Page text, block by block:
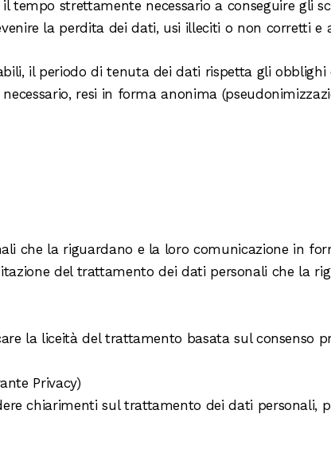
strettamente necessario a conseguire gli
la perdita dei dati, usi illeciti o non corretti e
il periodo di tenuta dei dati rispetta gli obblighi
resi in forma anonima
che la riguardano e la loro comunicazione in
del trattamento dei dati personali che la
la liceità del trattamento basata sul consenso
Privacy)
chiarimenti sul trattamento dei dati personali,